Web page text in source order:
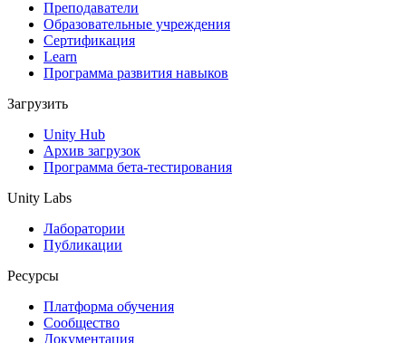
XR-игры
Запускайте XR-игры на разных платформах
Многопользовательские игры
Упрощенное создание многопользовательских игр
Преподаватели
Образовательные учреждения
Сертификация
Learn
Программа развития навыков
Загрузить
Unity Hub
Архив загрузок
Программа бета-тестирования
Unity Labs
Лаборатории
Публикации
Ресурсы
Платформа обучения
Сообщество
Документация